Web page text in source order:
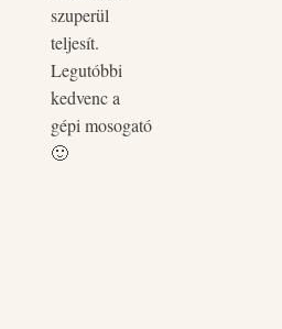
szuperül
teljesít.
Legutóbbi
kedvenc a
gépi mosogató
🙂